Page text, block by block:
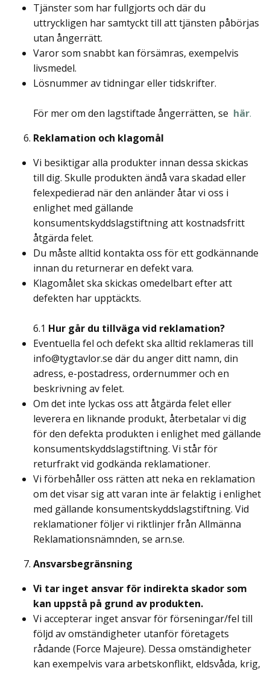
Tjänster som har fullgjorts och där du
uttryckligen har samtyckt till att tjänsten påbörjas
utan ångerrätt.
Varor som snabbt kan försämras, exempelvis
livsmedel.
Lösnummer av tidningar eller tidskrifter.
För mer om den lagstiftade ångerrätten, se här.
Reklamation och klagomål
Vi besiktigar alla produkter innan dessa skickas
till dig. Skulle produkten ändå vara skadad eller
felexpedierad när den anländer åtar vi oss i
enlighet med gällande
konsumentskyddslagstiftning att kostnadsfritt
åtgärda felet.
Du måste alltid kontakta oss för ett godkännande
innan du returnerar en defekt vara.
Klagomålet ska skickas omedelbart efter att
defekten har upptäckts.
6.1 Hur går du tillväga vid reklamation?
Eventuella fel och defekt ska alltid reklameras till
info@tygtavlor.se där du anger ditt namn, din
adress, e-postadress, ordernummer och en
beskrivning av felet.
Om det inte lyckas oss att åtgärda felet eller
leverera en liknande produkt, återbetalar vi dig
för den defekta produkten i enlighet med gällande
konsumentskyddslagstiftning. Vi står för
returfrakt vid godkända reklamationer.
Vi förbehåller oss rätten att neka en reklamation
om det visar sig att varan inte är felaktig i enlighet
med gällande konsumentskyddslagstiftning. Vid
reklamationer följer vi riktlinjer från Allmänna
Reklamationsnämnden, se arn.se.
Ansvarsbegränsning
Vi tar inget ansvar för indirekta skador som
kan uppstå på grund av produkten.
Vi accepterar inget ansvar för förseningar/fel till
följd av omständigheter utanför företagets
rådande (Force Majeure). Dessa omständigheter
kan exempelvis vara arbetskonflikt, eldsvåda, krig,